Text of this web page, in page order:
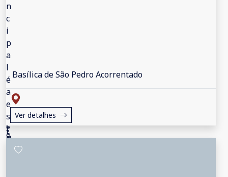
Basílica de São Pedro Acorrentado
Ver detalhes